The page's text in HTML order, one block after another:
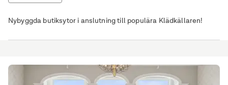
Nybyggda butiksytor i anslutning till populära Klädkällaren!